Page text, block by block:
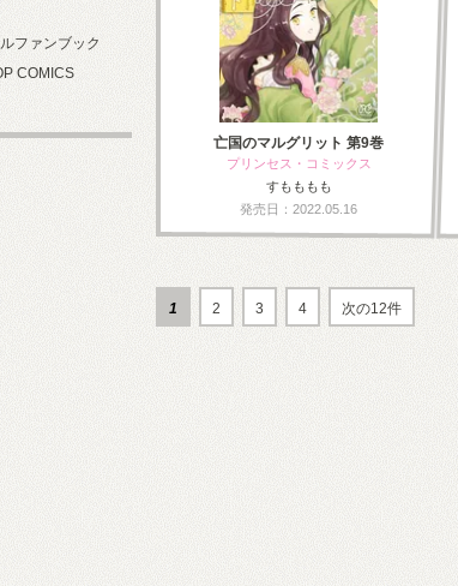
亡国のマルグリット 第9巻
プリンセス・コミックス
すもももも
発売日：2022.05.16
1 2 3 4 次の12件
ファンブック
COMICS